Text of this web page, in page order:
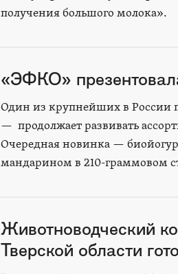
получения большого молока».
«ЭФКО»
Один из крупнейших в России
— продолжает развивать
Очередная новинка —
мандарином в 210-граммовом
Животноводческий
Тверской области